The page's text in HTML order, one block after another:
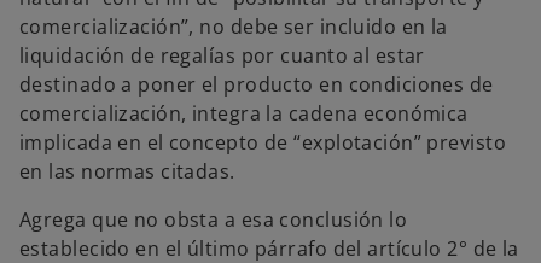
comercialización”, no debe ser incluido en la
liquidación de regalías por cuanto al estar
destinado a poner el producto en condiciones de
comercialización, integra la cadena económica
implicada en el concepto de “explotación” previsto
en las normas citadas.
Agrega que no obsta a esa conclusión lo
establecido en el último párrafo del artículo 2° de la